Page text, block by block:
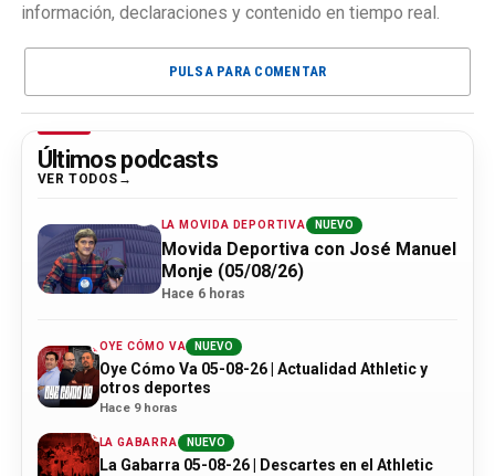
información, declaraciones y contenido en tiempo real.
PULSA PARA COMENTAR
Últimos podcasts
VER TODOS
LA MOVIDA DEPORTIVA NUEVO
Movida Deportiva con José Manuel
Monje (05/08/26)
Hace 6 horas
OYE CÓMO VA NUEVO
Oye Cómo Va 05-08-26 | Actualidad Athletic y
otros deportes
Hace 9 horas
LA GABARRA NUEVO
La Gabarra 05-08-26 | Descartes en el Athletic